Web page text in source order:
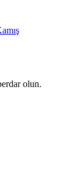
olun.